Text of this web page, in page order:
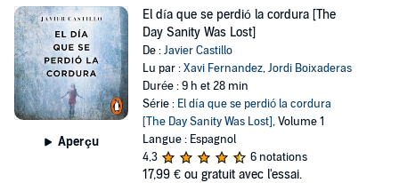
Aperçu
El día que se perdió la cordura [The
Day Sanity Was Lost]
De :Javier Castillo
Lu par :Xavi Fernandez,Jordi Boixaderas
Durée : 9 h et 28 min
Série : El día que se perdió la cordura
[The Day Sanity Was Lost], Volume 1
Langue : Espagnol
4,3
6 notations
17,99 € ou gratuit avec l'essai.